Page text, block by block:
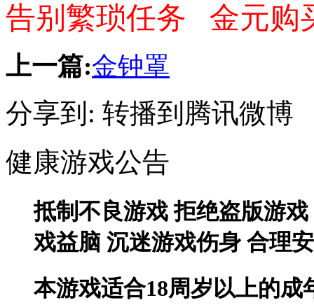
告别繁琐任务 金元购
上一篇:金钟罩
分享到: 转播到腾讯微博
健康游戏公告
抵制不良游戏 拒绝盗版游
戏益脑 沉迷游戏伤身 合理
本游戏适合18周岁以上的成